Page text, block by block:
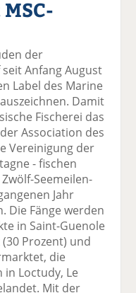
el
a
F
ac
e
b
o
o
k
te
il
e
n
er
n
n
k
e
di
n
te
il
e
n
m
ai
l
v
er
se
d
n
e
n
der
Anfang August
Label des Marine
Damit
Fischerei das
Association des
Vereinigung der
- fischen
Seemeilen-
Jahr
Die Fänge werden
in Saint-Guenole
Prozent) und
die
Loctudy, Le
Mit der